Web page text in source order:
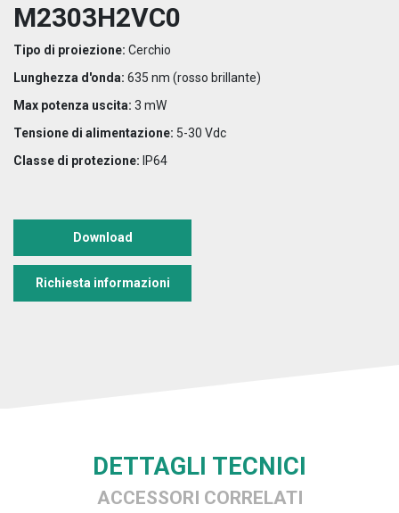
M2303H2VC0
Tipo di proiezione: Cerchio
Lunghezza d'onda: 635 nm (rosso brillante)
Max potenza uscita: 3 mW
Tensione di alimentazione: 5-30 Vdc
Classe di protezione: IP64
Download
Richiesta informazioni
DETTAGLI TECNICI
ACCESSORI CORRELATI